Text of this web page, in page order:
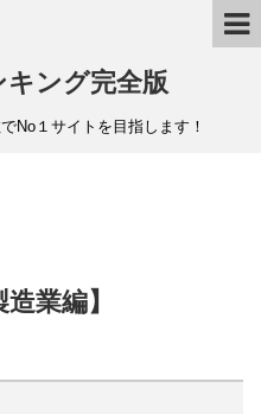
ング完全版
No１サイトを目指します！
業編】